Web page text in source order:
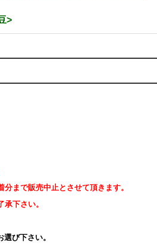
>
まで販売中止とさせて頂きます。
下さい。
び下さい。